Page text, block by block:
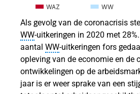
WAZ
WW
Als gevolg van de coronacrisis
WW‑uitkeringen in 2020 met
aantalWW‑uitkeringen fors
opleving van de economie en de
ontwikkelingen op de
jaar is er weer sprake van een